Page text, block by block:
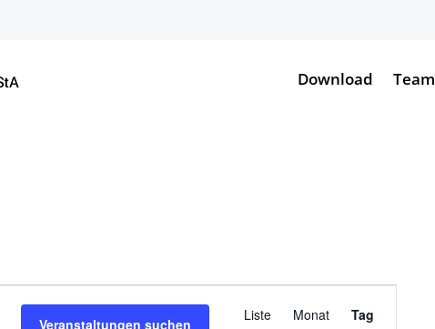
Download Team
Veranstaltungen suchen
Veranstaltung
Ansichten-
Liste Monat Tag